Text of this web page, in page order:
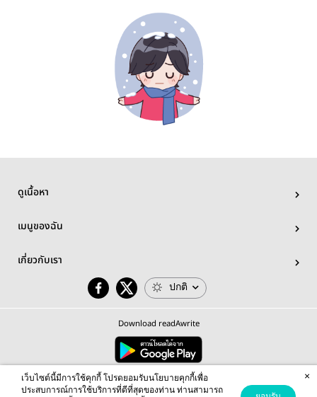
ดูเนื้อหา
เมนูของฉัน
เกี่ยวกับเรา
ปกติ
Download readAwrite
© 2026 readAwrite.com by MEB Corporation Public Company Limited
This site is protected by reCAPTCHA and the Google Privacy Policy Terms of Serviceapply.
เว็บไซต์นี้มีการใช้คุกกี้ โปรดยอมรับนโยบายคุกกี้เพื่อ
ประสบการณ์การใช้บริการที่ดีที่สุดของท่าน ท่านสามารถ
×